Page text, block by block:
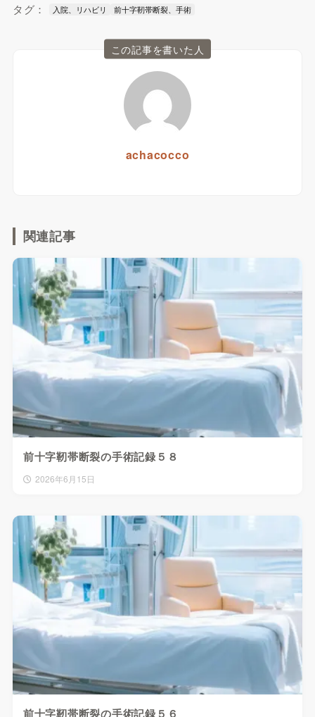
タグ： 入院、リハビリ 前十字靭帯断裂、手術
この記事を書いた人
achacocco
関連記事
前十字靭帯断裂の手術記録５８
2026年6月15日
前十字靭帯断裂の手術記録５６